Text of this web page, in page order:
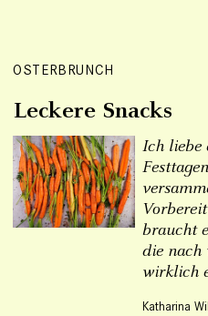
OSTERBRUNCH
Leckere Snacks
Ich liebe
braucht
die nach
wirklich
Katharina